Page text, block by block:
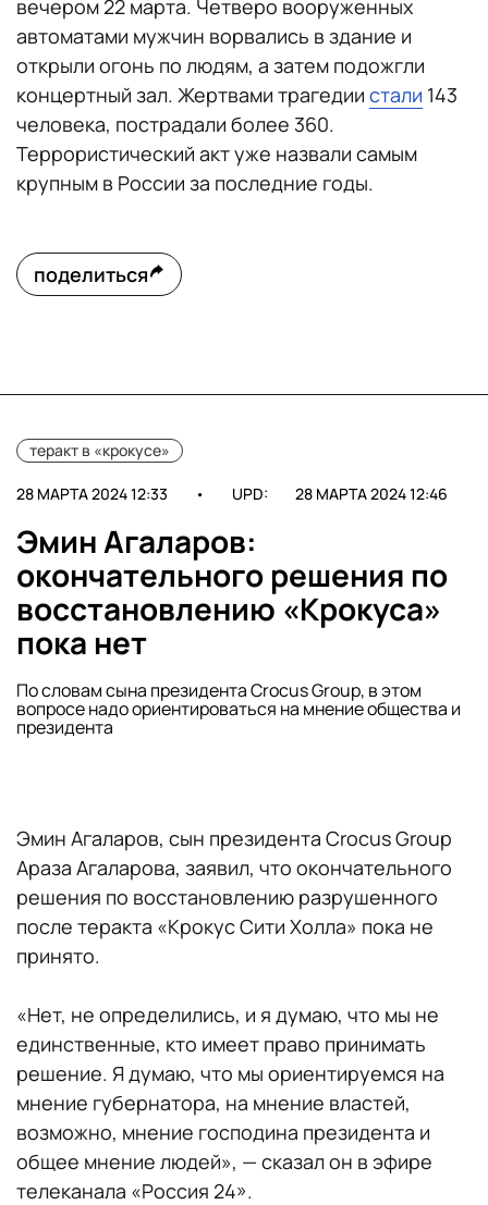
вечером 22 марта. Четверо вооруженных
автоматами мужчин ворвались в здание и
открыли огонь по людям, а затем подожгли
концертный зал. Жертвами трагедии стали 143
человека, пострадали более 360.
Террористический акт уже назвали самым
крупным в России за последние годы.
поделиться
теракт в «крокусе»
28 МАРТА 2024 12:33 • UPD: 28 МАРТА 2024 12:46
Эмин Агаларов:
окончательного решения по
восстановлению «Крокуса»
пока нет
По словам сына президента Crocus Group, в этом
вопросе надо ориентироваться на мнение общества и
президента
Эмин Агаларов, сын президента Crocus Group
Араза Агаларова, заявил, что окончательного
решения по восстановлению разрушенного
после теракта «Крокус Сити Холла» пока не
принято.
«Нет, не определились, и я думаю, что мы не
единственные, кто имеет право принимать
решение. Я думаю, что мы ориентируемся на
мнение губернатора, на мнение властей,
возможно, мнение господина президента и
общее мнение людей», — сказал он в эфире
телеканала «Россия 24».